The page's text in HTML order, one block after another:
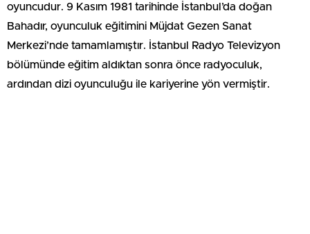
oyuncudur. 9 Kasım 1981 tarihinde İstanbul’da doğan
Bahadır, oyunculuk eğitimini Müjdat Gezen Sanat
Merkezi’nde tamamlamıştır. İstanbul Radyo Televizyon
bölümünde eğitim aldıktan sonra önce radyoculuk,
ardından dizi oyunculuğu ile kariyerine yön vermiştir.